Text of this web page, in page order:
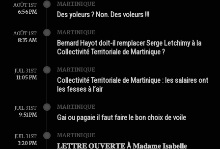
AOÛT 1ST
6:56 PM
MARTINIQUE
Des yoleurs ? Non. Des voleurs !!!
AOÛT 1ST
8:35 AM
MARTINIQUE
Bernard Hayot doit-il remplacer Serge Letchimy à la
Collectivité Territoriale de Martinique ?
JUIL 31ST
11:05 PM
MARTINIQUE
Collectivité Territoriale de Martinique : les salaires ont
les fesses à l’air
JUIL 31ST
9:51 PM
MARTINIQUE
Gai ou pagaie il faut faire le bon choix de voile
JUIL 31ST
3:20 PM
MARTINIQUE
𝐋𝐄𝐓𝐓𝐑𝐄 𝐎𝐔𝐕𝐄𝐑𝐓𝐄 À 𝐌𝐚𝐝𝐚𝐦𝐞 𝐈𝐬𝐚𝐛𝐞𝐥𝐥𝐞